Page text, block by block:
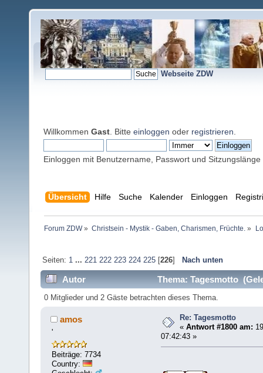
Webseite ZDW
Willkommen Gast . Bitte einloggen oder registrieren
Einloggen mit Benutzername, Passwort und Sitzungslänge
Übersicht Hilfe Suche Kalender Einloggen
Forum ZDW» Christsein - Mystik - Gaben, Charismen, Früchte. »
Seiten: 1 ... 221 222 223 224 225[226] Nach unten
Autor Thema: Tagesmotto
0 Mitglieder und 2 Gäste betrachten dieses Thema.
amos
'
Beiträge: 7734
Country:
Re: Tagesmotto
«Antwort #1800 am:
07:42:43 »